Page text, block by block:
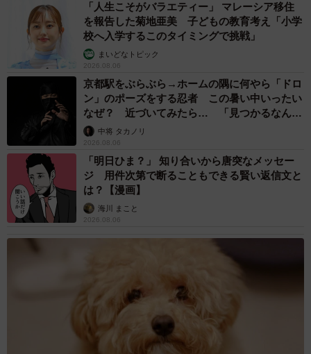
「人生こそがバラエティー」 マレーシア移住
を報告した菊地亜美 子どもの教育考え「小学
校へ入学するこのタイミングで挑戦」
まいどなトピック
2026.08.06
京都駅をぶらぶら→ホームの隅に何やら「ドロ
ン」のポーズをする忍者 この暑い中いったい
なぜ？ 近づいてみたら… 「見つかるなんて
未熟」中将 タカノリ
2026.08.06
「明日ひま？」 知り合いから唐突なメッセー
ジ 用件次第で断ることもできる賢い返信文と
は？【漫画】
海川 まこと
2026.08.06